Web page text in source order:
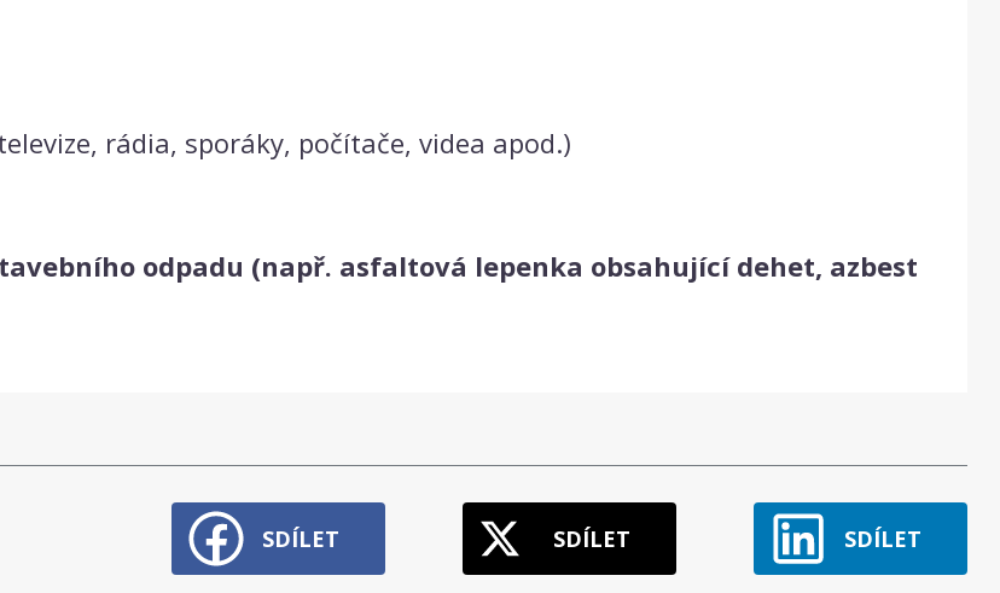
rádia, sporáky, počítače, videa apod.)
odpadu (např. asfaltová lepenka obsahující dehet, azbest
SDÍLET SDÍLET SDÍLET